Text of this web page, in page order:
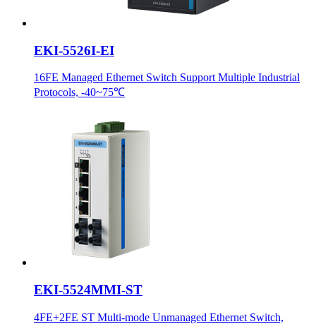
EKI-5526I-EI
16FE Managed Ethernet Switch Support Multiple Industrial
Protocols, -40~75℃
EKI-5524MMI-ST
4FE+2FE ST Multi-mode Unmanaged Ethernet Switch,